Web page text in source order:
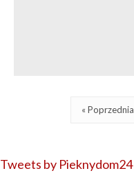
« Poprzednia
Tweets by Pieknydom24